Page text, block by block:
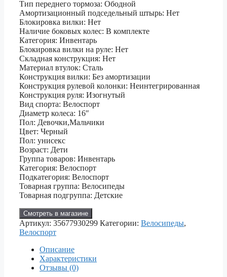
Тип переднего тормоза: Ободной
Амортизационный подседельный штырь: Нет
Блокировка вилки: Нет
Наличие боковых колес: В комплекте
Категория: Инвентарь
Блокировка вилки на руле: Нет
Складная конструкция: Нет
Материал втулок: Сталь
Конструкция вилки: Без амортизации
Конструкция рулевой колонки: Неинтегрированная
Конструкция руля: Изогнутый
Вид спорта: Велоспорт
Диаметр колеса: 16″
Пол: Девочки,Мальчики
Цвет: Черный
Пол: унисекс
Возраст: Дети
Группа товаров: Инвентарь
Категория: Велоспорт
Подкатегория: Велоспорт
Товарная группа: Велосипеды
Товарная подгруппа: Детские
Смотреть в магазине
Артикул: 35677930299 Категории: Велосипеды,
Велоспорт
Описание
Характеристики
Отзывы (0)